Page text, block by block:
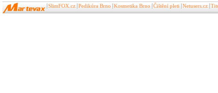
SlimFOX.cz Pedikúra Brno Kosmetika Brno Čištění pleti Netusers.cz